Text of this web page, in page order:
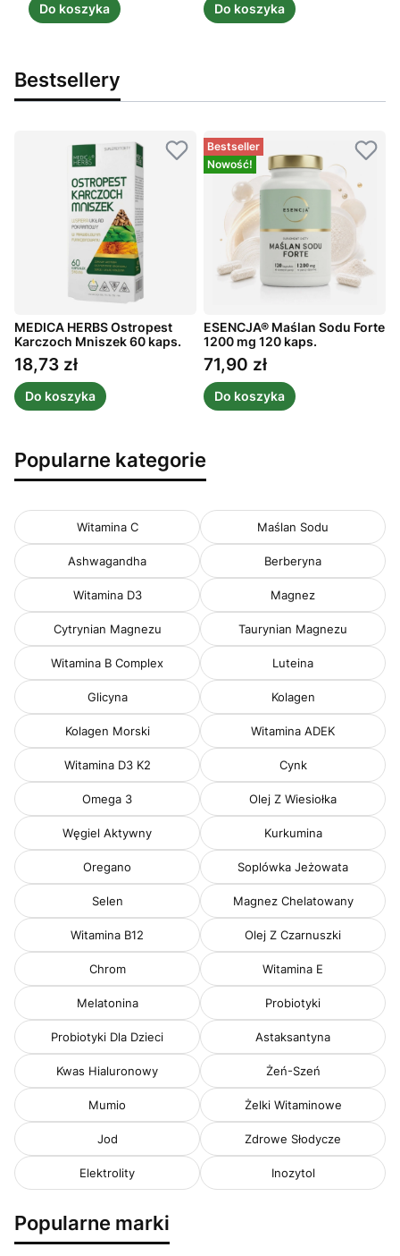
Do koszyka Do koszyka
Bestsellery
MEDICA HERBS Ostropest
Karczoch Mniszek 60 kaps.
Cena
18,73 zł
Do koszyka
Bestseller
Nowość!
ESENCJA® Maślan Sodu Forte
1200 mg 120 kaps.
Cena
71,90 zł
Do koszyka
Popularne kategorie
Witamina C Maślan Sodu
Ashwagandha Berberyna
Witamina D3 Magnez
Cytrynian Magnezu Taurynian Magnezu
Witamina B Complex Luteina
Glicyna Kolagen
Kolagen Morski Witamina ADEK
Witamina D3 K2 Cynk
Omega 3 Olej Z Wiesiołka
Węgiel Aktywny Kurkumina
Oregano Soplówka Jeżowata
Selen Magnez Chelatowany
Witamina B12 Olej Z Czarnuszki
Chrom Witamina E
Melatonina Probiotyki
Probiotyki Dla Dzieci Astaksantyna
Kwas Hialuronowy Żeń-Szeń
Mumio Żelki Witaminowe
Jod Zdrowe Słodycze
Elektrolity Inozytol
Popularne marki